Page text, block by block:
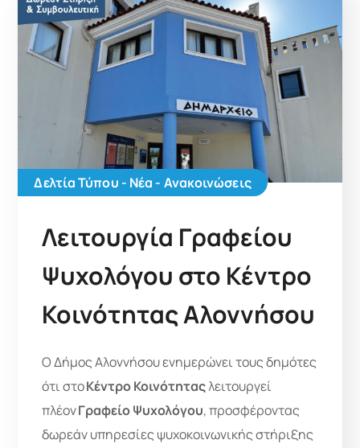
Δελτία Τύπου - Νέα - Ανακοινώσεις
Λειτουργία Γραφείου
Ψυχολόγου στο Κέντρο
Κοινότητας Αλοννήσου
Ο Δήμος Αλοννήσου ενημερώνει τους δημότες
ότι στοΚέντρο Κοινότηταςλειτουργεί
πλέονΓραφείο Ψυχολόγου, προσφέροντας
δωρεάν υπηρεσίες ψυχοκοινωνικής στήριξης